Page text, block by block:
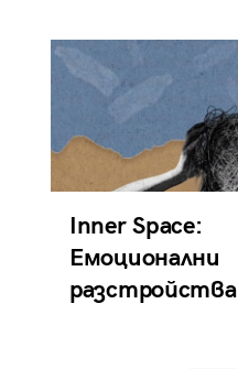
Inner Space:
Емоционални
разстройства